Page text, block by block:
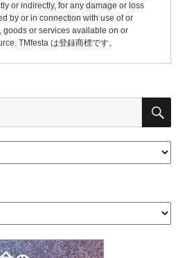
or indirectly, for any damage or loss
by or in connection with use of or
or services available on or
TMfesta は登録商標です。